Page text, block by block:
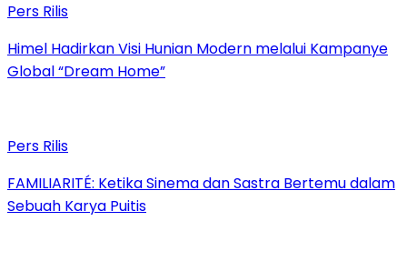
Pers Rilis
Himel Hadirkan Visi Hunian Modern melalui Kampanye
Global “Dream Home”
Pers Rilis
FAMILIARITÉ: Ketika Sinema dan Sastra Bertemu dalam
Sebuah Karya Puitis